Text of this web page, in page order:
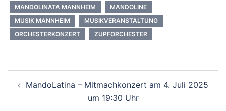
MANDOLINATA MANNHEIM
MANDOLINE
MUSIK MANNHEIM
MUSIKVERANSTALTUNG
ORCHESTERKONZERT
ZUPFORCHESTER
MandoLatina – Mitmachkonzert am 4. Juli 2025
um 19:30 Uhr